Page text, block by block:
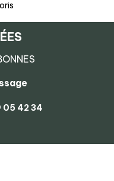
05 42 34